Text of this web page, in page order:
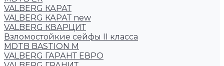
VALBERG КАРАТ
VALBERG КАРАТ new
VALBERG КВАРЦИТ
Взломостойкие сейфы II класса
MDTB BASTION M
VALBERG ГАРАНТ ЕВРО